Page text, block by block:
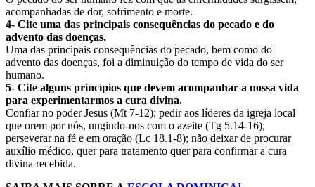
acompanhadas de dor, sofrimento e morte.
4- Cite uma das principais consequências do pecado e do
advento das doenças.
Uma das principais consequências do pecado, bem como do
advento das doenças, foi a diminuição do tempo de vida do ser
humano.
5- Cite alguns princípios que devem acompanhar a nossa vida
para experimentarmos a cura divina.
Confiar no poder Jesus (Mt 7-12); pedir aos líderes da igreja local
que orem por nós, ungindo-nos com o azeite (Tg 5.14-16);
perseverar na fé e em oração (Lc 18.1-8); não deixar de procurar
auxílio médico, quer para tratamento quer para confirmar a cura
divina recebida.